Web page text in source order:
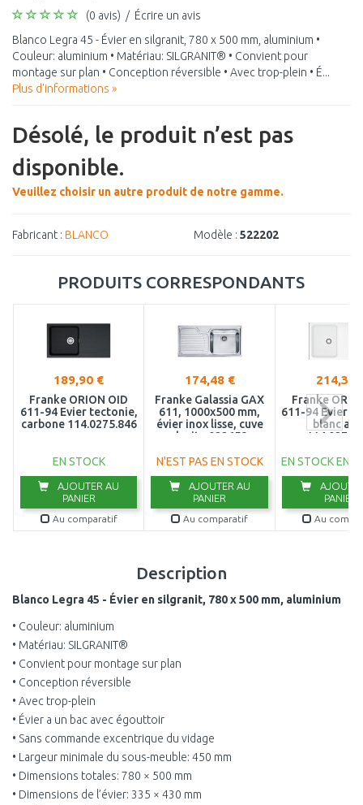
(0 avis) / Écrire un avis
Blanco Legra 45 - Évier en silgranit, 780 x 500 mm, aluminium •
Couleur: aluminium • Matériau: SILGRANIT® • Convient pour
montage sur plan • Conception réversible • Avec trop-plein • É...
Plus d'informations »
Désolé, le produit n’est pas
disponible.
Veuillez choisir un autre produit de notre gamme.
Fabricant : BLANCO Modèle : 522202
PRODUITS CORRESPONDANTS
189,90 €
Franke ORION OID
611-94 Evier tectonie,
carbone 114.0275.846
EN STOCK
AJOUTER AU
PANIER
Au comparatif
174,48 €
Franke Galassia GAX
611, 1000x500 mm,
évier inox lisse, cuve
droite 022658
N'EST PAS EN STOCK
AJOUTER AU
PANIER
Au comparatif
214,36
Franke
611-94 Evier
blanc
EN STOCK EN
PANIER
Au
Description
Blanco Legra 45 - Évier en silgranit, 780 x 500 mm, aluminium
• Couleur: aluminium
• Matériau: SILGRANIT®
• Convient pour montage sur plan
• Conception réversible
• Avec trop-plein
• Évier a un bac avec égouttoir
• Sans commande excentrique du vidage
• Largeur minimale du sous-meuble: 450 mm
• Dimensions totales: 780 × 500 mm
• Dimensions de l’évier: 335 × 430 mm